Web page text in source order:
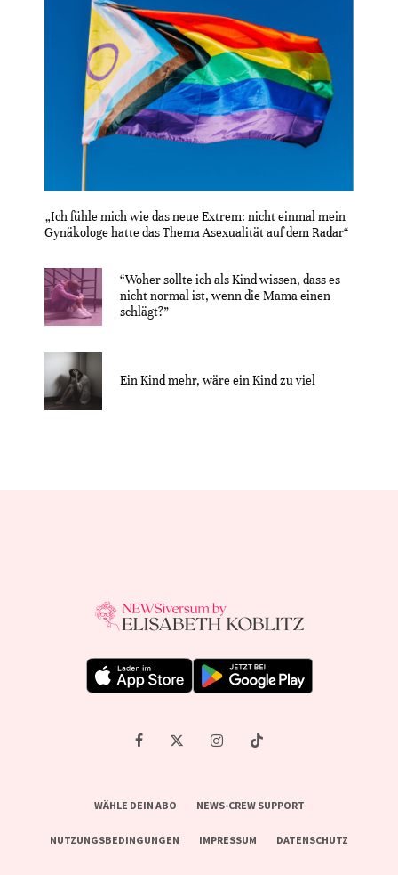
„Ich fühle mich wie das neue Extrem: nicht einmal mein
Gynäkologe hatte das Thema Asexualität auf dem Radar“
“Woher sollte ich als Kind wissen, dass es
nicht normal ist, wenn die Mama einen
schlägt?”
Ein Kind mehr, wäre ein Kind zu viel
WÄHLE DEIN ABO NEWS-CREW SUPPORT
NUTZUNGSBEDINGUNGEN IMPRESSUM DATENSCHUTZ